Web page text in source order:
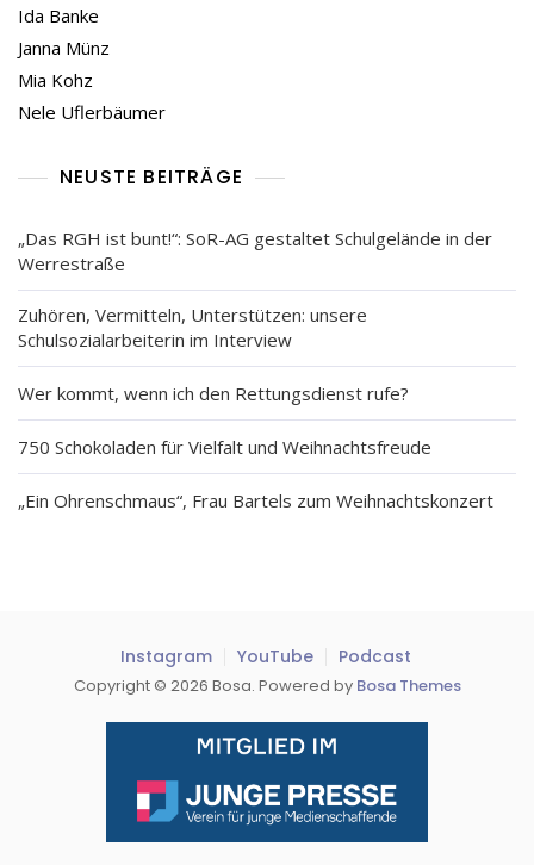
Ida Banke
Janna Münz
Mia Kohz
Nele Uflerbäumer
NEUSTE BEITRÄGE
„Das RGH ist bunt!“: SoR-AG gestaltet Schulgelände in der
Werrestraße
Zuhören, Vermitteln, Unterstützen: unsere
Schulsozialarbeiterin im Interview
Wer kommt, wenn ich den Rettungsdienst rufe?
750 Schokoladen für Vielfalt und Weihnachtsfreude
„Ein Ohrenschmaus“, Frau Bartels zum Weihnachtskonzert
Instagram YouTube Podcast
Copyright © 2026 Bosa. Powered by Bosa Themes